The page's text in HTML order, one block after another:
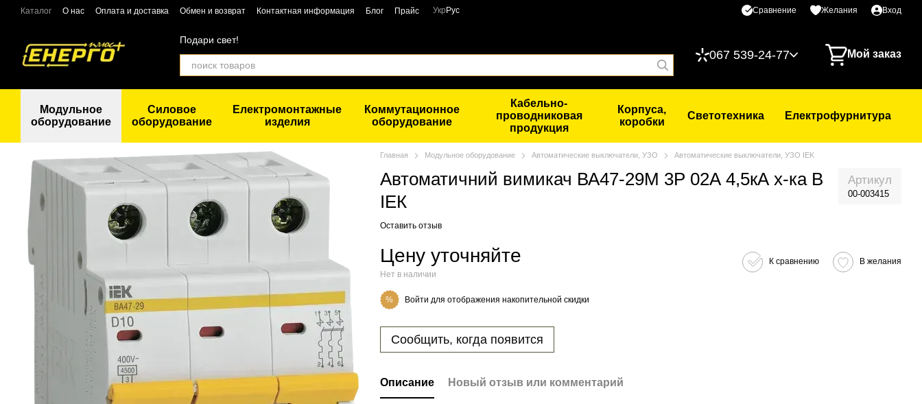
Перейти к основному контенту
Каталог О нас Оплата и доставка Обмен и возврат Контактная информация Блог Прайс Укр Рус Сравнение Желания Вход
Подари свет!
067 539-24-77 Мой заказ
Модульное
оборудование
Силовое
оборудование
Електромонтажные
изделия
Коммутационное
оборудование
Кабельно-
проводниковая
продукция
Корпуса,
коробки
Светотехника Електрофурнитура
Главная Модульное оборудование Автоматические выключатели, УЗО Автоматические выключатели, УЗО IEK
Автоматичний вимикач ВА47-29М 3Р 02А 4,5кА х-ка B
ІЕК
Артикул
00-003415
Оставить отзыв
Цену уточняйте
Нет в наличии
К сравнению В желания
% Войти для отображения накопительной скидки
Сообщить, когда появится
Описание Новый отзыв или комментарий